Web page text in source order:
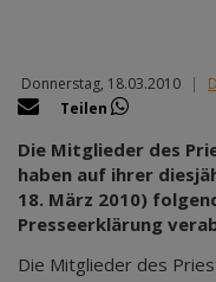
Donnerstag, 18.03.2010 |
Teilen
Die Mitglieder des
haben auf ihrer
18. März 2010)
Presseerklärung
Die Mitglieder des